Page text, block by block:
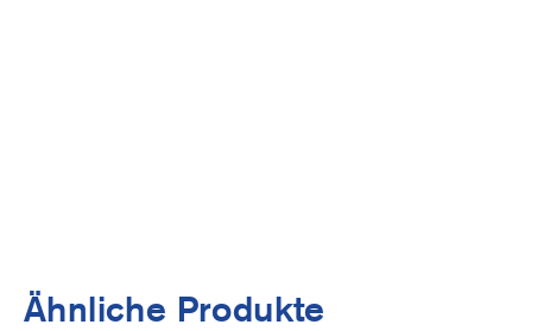
Ähnliche Produkte